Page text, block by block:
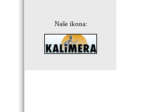
Naše ikona: